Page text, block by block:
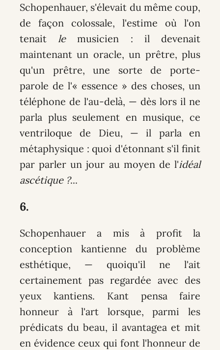
Schopenhauer, s'élevait du même coup,
de façon colossale, l'estime où l'on
tenait lemusicien : il devenait
maintenant un oracle, un prêtre, plus
qu'un prêtre, une sorte de porte-
parole de l'« essence » des choses, un
téléphone de l'au-delà, — dès lors il ne
parla plus seulement en musique, ce
ventriloque de Dieu, — il parla en
métaphysique : quoi d'étonnant s'il finit
par parler un jour au moyen de l'idéal
ascétique ?...
6.
Schopenhauer a mis à profit la
conception kantienne du problème
esthétique, — quoiqu'il ne l'ait
certainement pas regardée avec des
yeux kantiens. Kant pensa faire
honneur à l'art lorsque, parmi les
prédicats du beau, il avantagea et mit
en évidence ceux qui font l'honneur de